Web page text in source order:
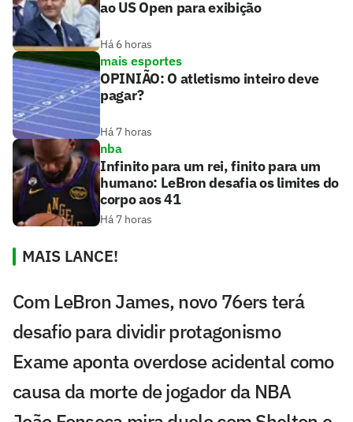
ao US Open para exibição
Há 6 horas
mais esportes
OPINIÃO: O atletismo inteiro deve
pagar?
Há 7 horas
nba
Infinito para um rei, finito para um
humano: LeBron desafia os limites do
corpo aos 41
Há 7 horas
MAIS LANCE!
Com LeBron James, novo 76ers terá
desafio para dividir protagonismo
Exame aponta overdose acidental como
causa da morte de jogador da NBA